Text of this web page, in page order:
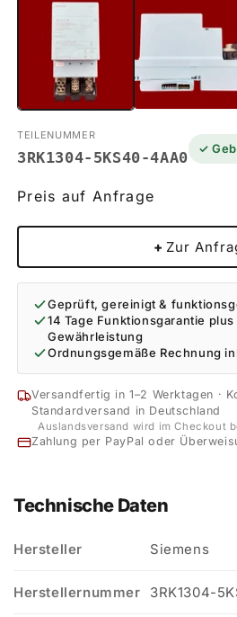
TEILENUMMER
3RK1304-5KS40-4AA0 ✓
Preis auf Anfrage
+ Zur
Geprüft, gereinigt &
14 Tage Funktionsgarantie plus
Gewährleistung
Ordnungsgemäße Rechnung
Versandfertig in 1–2 Werktagen ·
Standardversand in Deutschland
Auslandsversand wird im Checkout
Zahlung per PayPal oder
Technische Daten
Hersteller Siemens
Herstellernummer 3RK1304-